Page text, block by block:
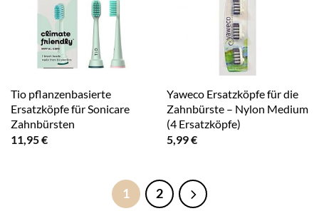
Tio pflanzenbasierte
Ersatzköpfe für Sonicare
Zahnbürsten
11,95€
Yaweco Ersatzköpfe für die
Zahnbürste – Nylon Medium
(4 Ersatzköpfe)
5,99€
1 2